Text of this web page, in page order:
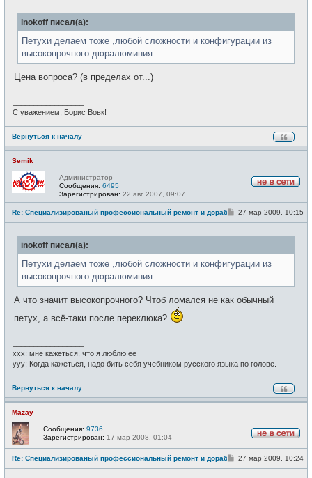
б
е
н
и
inokoff писал(а):
Петухи делаем тоже ,любой сложности и конфигурации из
высокопрочного дюралюминия.
Цена вопроса? (в пределах от...)
С уважением, Борис Вовк!
Вернуться к началу
Semik
в
с
е
Администратор
Сообщения: 6495
Зарегистрирован: 22 авг 2007, 09:07
Re: Специализированый профессиональный ремонт и доработка велоси
С
б
е
н
и
27 мар 2009, 10:15
inokoff писал(а):
Петухи делаем тоже ,любой сложности и конфигурации из
высокопрочного дюралюминия.
А что значит высокопрочного? Чтоб ломался не как обычный
петух, а всё-таки после переклюка?
xxx: мне кажеться, что я люблю ее
yyy: Когда кажеться, надо бить себя учебником русского языка по голове.
Вернуться к началу
Mazay
е
в
с
Сообщения: 9736
Зарегистрирован: 17 мар 2008, 01:04
Re: Специализированый профессиональный ремонт и доработка велоси
С27 мар 2009, 10:24